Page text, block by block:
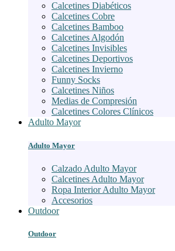
Calcetines Diabéticos
Calcetines Cobre
Calcetines Bamboo
Calcetines Algodón
Calcetines Invisibles
Calcetines Deportivos
Calcetines Invierno
Funny Socks
Calcetines Niños
Medias de Compresión
Calcetines Colores Clínicos
Adulto Mayor
Adulto Mayor
Calzado Adulto Mayor
Calcetines Adulto Mayor
Ropa Interior Adulto Mayor
Accesorios
Outdoor
Outdoor